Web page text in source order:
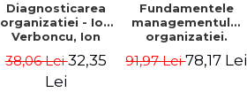
Diagnosticarea
organizatiei - Ion
Verboncu, Ion
Catalina Stefan
38,06 Lei32,35
Lei
Fundamentele
managementului
organizatiei.
Eugen Burdus,
91,97 Lei78,17 Lei